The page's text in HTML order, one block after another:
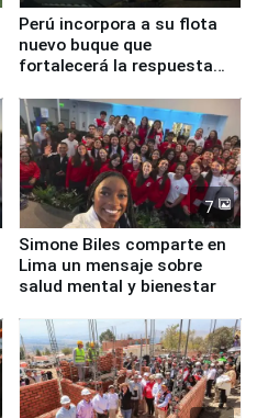
Perú incorpora a su flota
nuevo buque que
fortalecerá la respuesta
7
Simone Biles comparte en
Lima un mensaje sobre
salud mental y bienestar